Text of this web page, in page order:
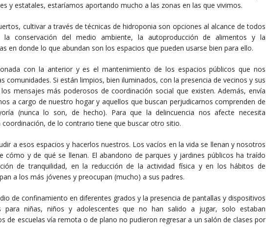
y estatales, estaríamos aportando mucho a las zonas en las que vivimos.
cultivar a través de técnicas de hidroponia son opciones al alcance de todos
conservación del medio ambiente, la autoproducción de alimentos y la
en donde lo que abundan son los espacios que pueden usarse bien para ello.
con la anterior y es el mantenimiento de los espacios públicos que nos
comunidades. Si están limpios, bien iluminados, con la presencia de vecinos y sus
mensajes más poderosos de coordinación social que existen. Además, envía
a cargo de nuestro hogar y aquellos que buscan perjudicarnos comprenden de
(nunca lo son, de hecho). Para que la delincuencia nos afecte necesita
de lo contrario tiene que buscar otro sitio.
a esos espacios y hacerlos nuestros. Los vacíos en la vida se llenan y nosotros
cómo y de qué se llenan. El abandono de parques y jardines públicos ha traído
de tranquilidad, en la reducción de la actividad física y en los hábitos de
a los más jóvenes y preocupan (mucho) a sus padres.
de confinamiento en diferentes grados y la presencia de pantallas y dispositivos
para niñas, niños y adolescentes que no han salido a jugar, solo estaban
de escuelas vía remota o de plano no pudieron regresar a un salón de clases por